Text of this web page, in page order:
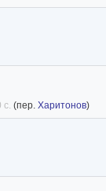
с. (пер. Харитонов)